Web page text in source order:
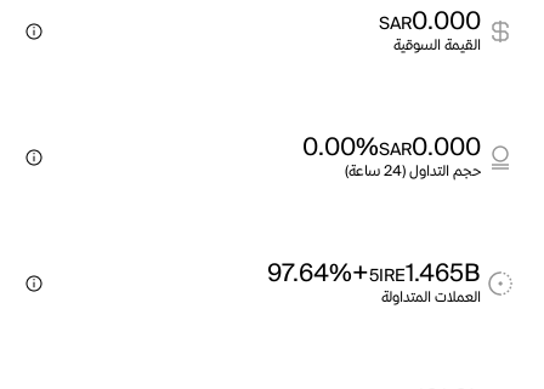
0.000
SAR
القيمة السوقية
0.000
SAR
0.00%
حجم التداول (24 ساعة)
1.465B
5IRE
+97.64%
العملات المتداولة